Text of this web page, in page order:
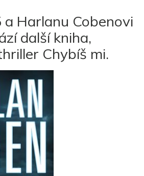
a Harlanu Cobenovi
další kniha,
Chybíš mi.